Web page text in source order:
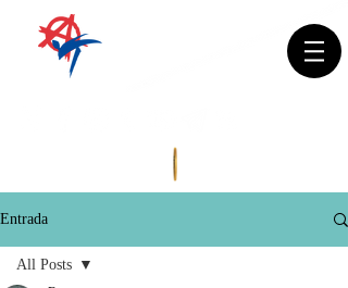
Entrada
All Posts